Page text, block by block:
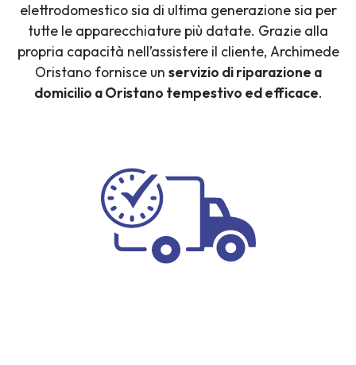
elettrodomestico sia di ultima generazione sia per
tutte le apparecchiature più datate. Grazie alla
propria capacità nell’assistere il cliente, Archimede
Oristano fornisce un servizio di riparazione a
domicilio a Oristano tempestivo ed efficace.